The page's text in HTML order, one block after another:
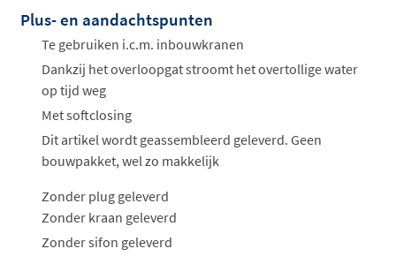
Plus- en aandachtspunten
Te gebruiken i.c.m. inbouwkranen
Dankzij het overloopgat stroomt het overtollige water
op tijd weg
Met softclosing
Dit artikel wordt geassembleerd geleverd. Geen
bouwpakket, wel zo makkelijk
Zonder plug geleverd
Zonder kraan geleverd
Zonder sifon geleverd